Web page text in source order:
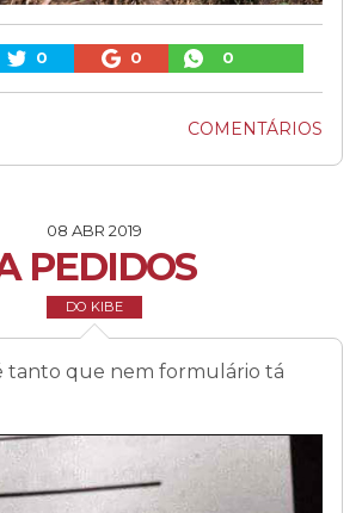
0 0 0
COMENTÁRIOS
08 ABR 2019
PEDIDOS
DO KIBE
tanto que nem formulário tá